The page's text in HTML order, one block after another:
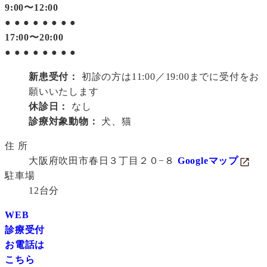
9:00〜12:00
● ● ● ● ● ● ● ●
17:00〜20:00
● ● ● ● ● ● ● ●
新患受付：
初診の方は11:00／19:00までに受付をお
願いいたします
休診日：
なし
診療対象動物：
犬、猫
住 所
大阪府吹田市春日３丁目２０−８ Googleマップ
駐車場
12台分
WEB
診療受付
お電話は
こちら